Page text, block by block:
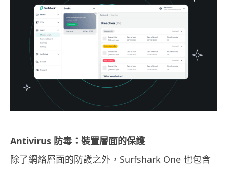
Antivirus 防毒：裝置層面的保護
除了網絡層面的防護之外，Surfshark One 也包含